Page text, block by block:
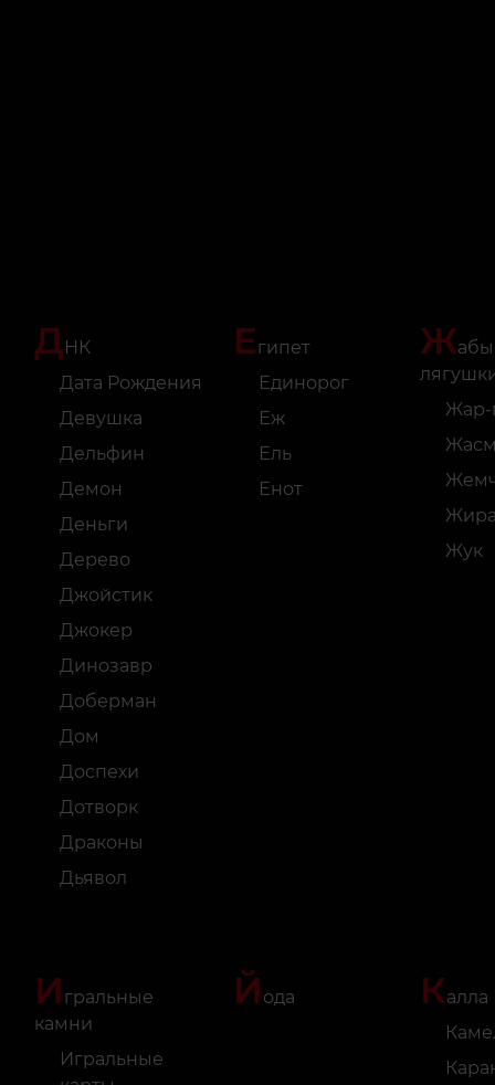
ДНК
Дата Рождения
Девушка
Дельфин
Демон
Деньги
Дерево
Джойстик
Джокер
Динозавр
Доберман
Дом
Доспехи
Дотворк
Драконы
Дьявол
Египет
Единорог
Еж
Ель
Енот
Ж
Жар-
Жук
И гральные
камни
Игральные
Й ода Калла